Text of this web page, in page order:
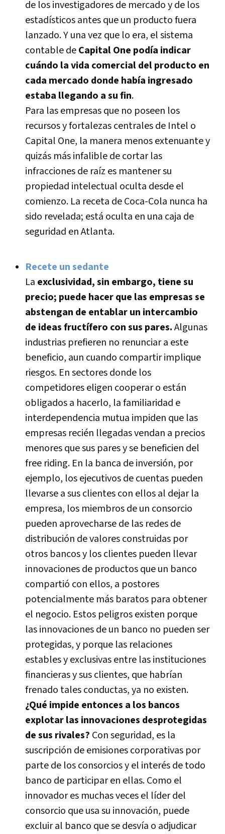
de los investigadores de mercado y de los
estadí­sticos antes que un producto fuera
lanzado. Y una vez que lo era, el sistema
contable deCapital One podí­a indicar
cuándo la vida comercial del producto en
cada mercado donde habí­a ingresado
estaba llegando a su fin.
Para las empresas que no poseen los
recursos y fortalezas centrales de Intel o
Capital One, la manera menos extenuante y
quizás más infalible de cortar las
infracciones de raí­z es mantener su
propiedad intelectual oculta desde el
comienzo. La receta de Coca-Cola nunca ha
sido revelada; está oculta en una caja de
seguridad en Atlanta.
Recete un sedante
La exclusividad, sin embargo, tiene su
precio; puede hacer que las empresas se
abstengan de entablar un intercambio
de ideas fructí­fero con sus pares.Algunas
industrias prefieren no renunciar a este
beneficio, aun cuando compartir implique
riesgos. En sectores donde los
competidores eligen cooperar o están
obligados a hacerlo, la familiaridad e
interdependencia mutua impiden que las
empresas recién llegadas vendan a precios
menores que sus pares y se beneficien del
free riding. En la banca de inversión, por
ejemplo, los ejecutivos de cuentas pueden
llevarse a sus clientes con ellos al dejar la
empresa, los miembros de un consorcio
pueden aprovecharse de las redes de
distribución de valores construidas por
otros bancos y los clientes pueden llevar
innovaciones de productos que un banco
compartió con ellos, a postores
potencialmente más baratos para obtener
el negocio. Estos peligros existen porque
las innovaciones de un banco no pueden ser
protegidas, y porque las relaciones
estables y exclusivas entre las instituciones
financieras y sus clientes, que habrí­an
frenado tales conductas, ya no existen.
¿Qué impide entonces a los bancos
explotar las innovaciones desprotegidas
de sus rivales? Con seguridad, es la
suscripción de emisiones corporativas por
parte de los consorcios y el interés de todo
banco de participar en ellas. Como el
innovador es muchas veces el lí­der del
consorcio que usa su innovación, puede
excluir al banco que se desví­a o adjudicar